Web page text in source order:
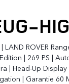
LAND ROVER
| 269 PS |
| Head-Up
| Garantie 60